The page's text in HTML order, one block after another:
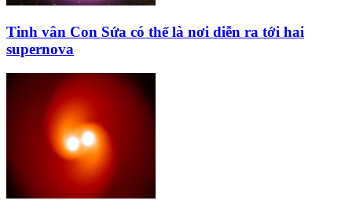
Tinh vân Con Sứa có thể là nơi diễn ra tới hai
supernova